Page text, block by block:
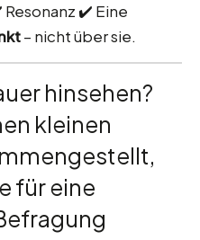
✔️ Eine
– nicht über sie.
hinsehen?
kleinen
für eine